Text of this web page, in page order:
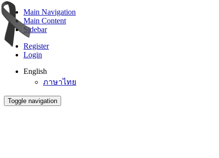
Main Navigation
Main Content
Sidebar
Register
Login
English
ภาษาไทย
Toggle navigation